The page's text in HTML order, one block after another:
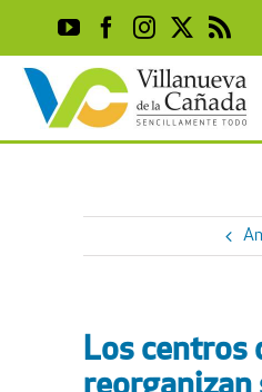
content
YouTubeFacebook
Instagram
X Rss
Los centros